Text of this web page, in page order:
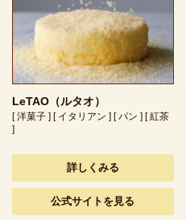
LeTAO（ルタオ）
[ 洋菓子 ] [ イタリアン ] [ パン ] [ 紅茶
]
詳しくみる
公式サイトを見る